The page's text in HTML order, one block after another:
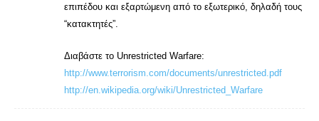
επιπέδου και εξαρτώμενη από το εξωτερικό, δηλαδή τους
“κατακτητές”.
Διαβάστε το Unrestricted Warfare:
http://www.terrorism.com/documents/unrestricted.pdf
http://en.wikipedia.org/wiki/Unrestricted_Warfare